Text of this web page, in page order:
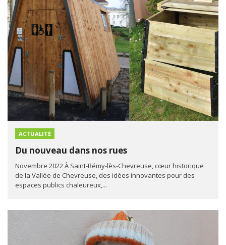
ACTUALITÉ
Du nouveau dans nos rues
Novembre 2022 À Saint-Rémy-lès-Chevreuse, cœur historique
de la Vallée de Chevreuse, des idées innovantes pour des
espaces publics chaleureux,...